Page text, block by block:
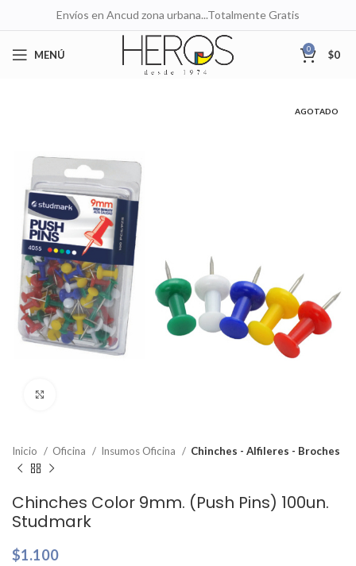
Envíos en Ancud zona urbana...Totalmente Gratis
MENÚ 0 $0
AGOTADO
Inicio Oficina Insumos Oficina Chinches - Alfileres - Broches
Chinches Color 9mm. (Push Pins) 100un.
Studmark
$1.100